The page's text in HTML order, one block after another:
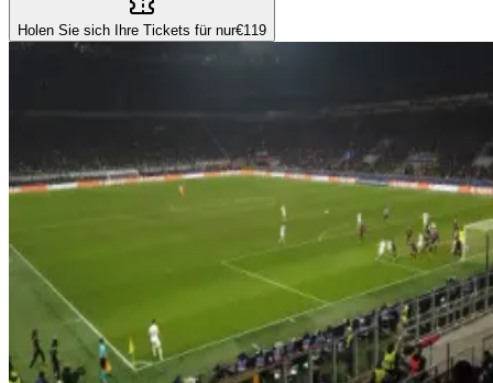
Holen Sie sich Ihre Tickets für nur€119